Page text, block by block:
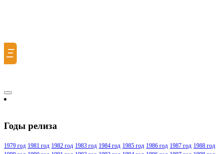
Ξ
Годы релиза
1979 год 1981 год 1982 год 1983 год 1984 год 1985 год 1986 год 1987 год 1988 год